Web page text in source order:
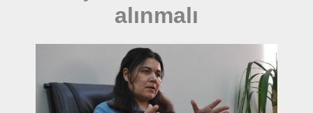
alınmalı